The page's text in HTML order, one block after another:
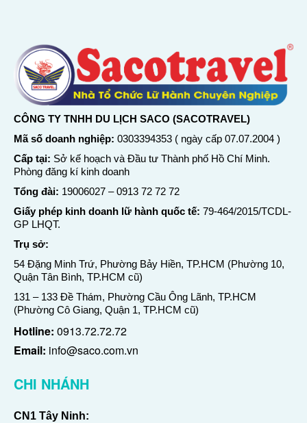
CÔNG TY TNHH DU LỊCH SACO (SACOTRAVEL)
Mã số doanh nghiệp: 0303394353 ( ngày cấp 07.07.2004 )
Cấp tại: Sở kế hoạch và Đầu tư Thành phố Hồ Chí Minh.
Phòng đăng kí kinh doanh
Tổng đài: 19006027 –0913 72 72 72
Giấy phép kinh doanh lữ hành quốc tế: 79-464/2015/TCDL-
GP LHQT.
Trụ sở:
54 Đặng Minh Trứ, Phường Bảy Hiền, TP.HCM (Phường 10,
Quận Tân Bình, TP.HCM cũ)
131 – 133 Đề Thám, Phường Cầu Ông Lãnh, TP.HCM
(Phường Cô Giang, Quận 1, TP.HCM cũ)
Hotline: 0913.72.72.72
Email: info@saco.com.vn
CHI NHÁNH
CN1 Tây Ninh: